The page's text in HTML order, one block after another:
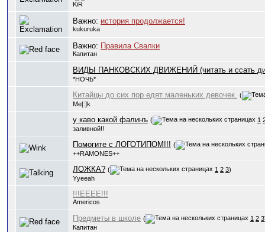
KiR
Важно: история продолжается!
kukuruka
Важно: Правила Свалки
Капитан
ВИДЫ ПАНКОВСКИХ ДВИЖЕНИЙ (читать и ссать
*НОЧЬ*
Китайцы до сих пор едят маленьких девочек. (
Me[:]k
у каво какой фалинъ ( 1
заливной!!
Помогите с ЛОГОТИПОМ!!! (
++RAMONES++
ЛОЖКА? ( 1 2 3)
Yyeeah
!!!ЕЕЕЕ!!!
Americos
Предметы в школе ( 1 2 3
Капитан